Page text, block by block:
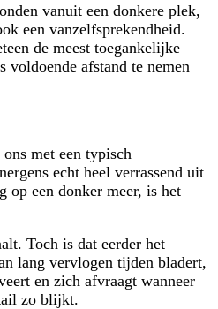
vanuit een donkere plek,
een vanzelfsprekendheid.
de meest toegankelijke
voldoende afstand te nemen
met een typisch
echt heel verrassend uit
op een donker meer, is het
Toch is dat eerder het
lang vervlogen tijden bladert,
en zich afvraagt wanneer
zo blijkt.